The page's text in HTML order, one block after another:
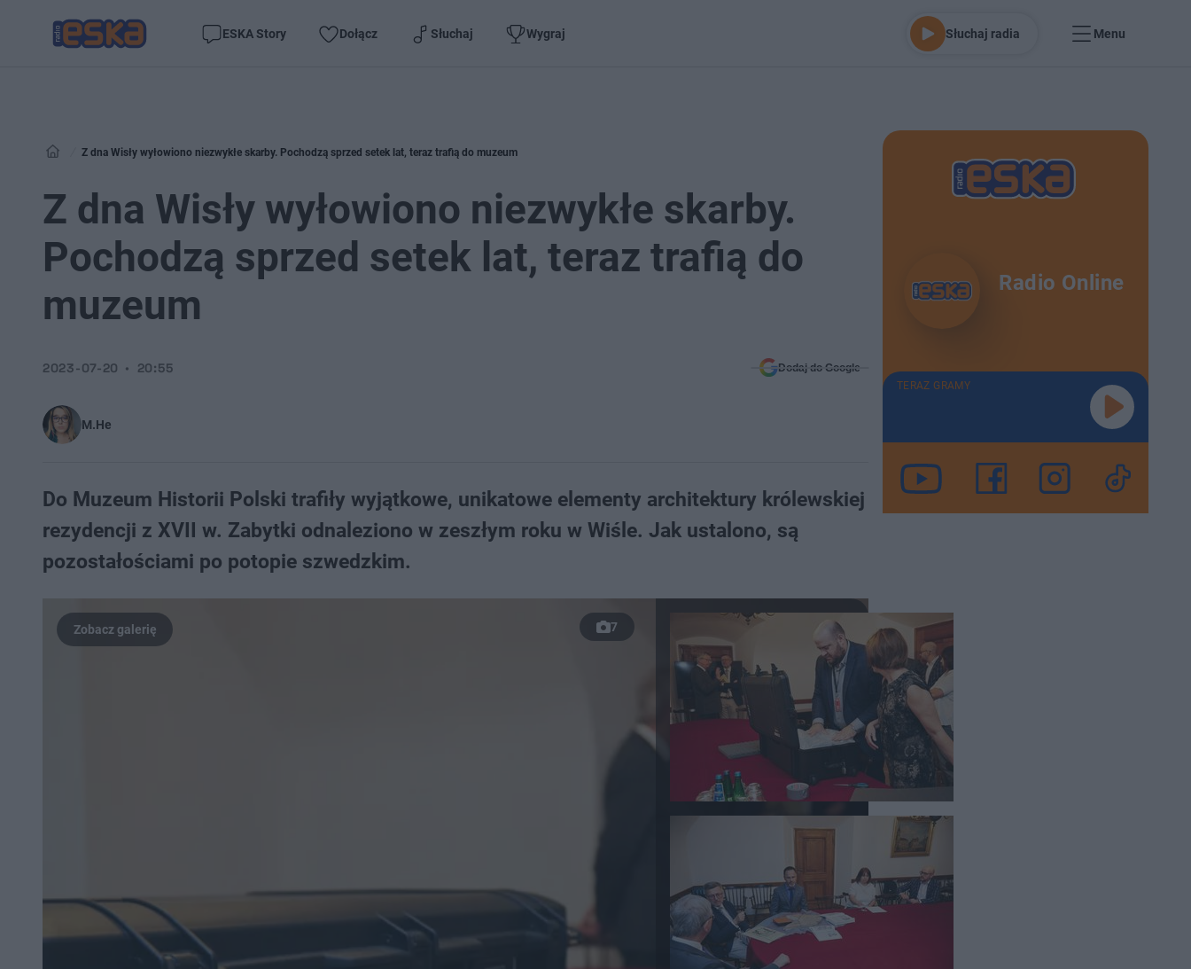
ESKA Story Dołącz Słuchaj Wygraj Słuchaj radia Menu
Z dna Wisły wyłowiono niezwykłe skarby. Pochodzą sprzed setek lat, teraz trafią do muzeum
Z dna Wisły wyłowiono niezwykłe skarby.
Pochodzą sprzed setek lat, teraz trafią do
muzeum
M.He
2023-07-20 20:55 Dodaj do Google
Do Muzeum Historii Polski trafiły wyjątkowe, unikatowe elementy architektury królewskiej
rezydencji z XVII w. Zabytki odnaleziono w zeszłym roku w Wiśle. Jak ustalono, są
pozostałościami po potopie szwedzkim.
7
Radio Online
TERAZ GRAMY